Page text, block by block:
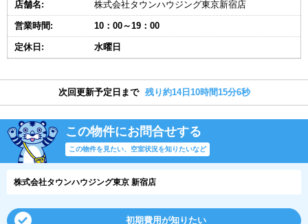
店舗名: 株式会社タウンハウジング東京新宿店
営業時間: 10：00～19：00
定休日: 水曜日
次回更新予定日まで 残り約14日10時間15分6秒
この物件にお問合せする
この物件を見たい、空室状況を知りたいなど
株式会社タウンハウジング東京 新宿店
初期費用が知りたい